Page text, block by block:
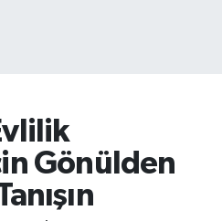
Gönülden